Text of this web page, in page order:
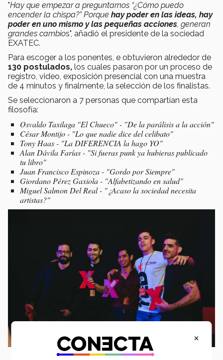
"Hay que empezar a preguntarnos “¿Cómo puedo
encender la chispa?” Porque hay poder en las ideas, hay
poder en uno mismo y las pequeñas acciones, generan
grandes cambios", añadió el presidente de la sociedad
EXATEC.
Para escoger a los ponentes, e obtuvieron alrededor de
130 postulados, los cuales pasaron por un proceso de
registro, video, exposición presencial con una muestra
de 4 minutos y finalmente, la selección de los finalistas.
Se seleccionaron a 7 personas que compartían esta
filosofía:
Osvaldo Taxilaga "El Chueco" - "De la parálisis a la acción"
César Montijo - "Lo que nadie dice del celibato"
Tony Haas - "La DIFERENCIA la hago YO"
Alan Dávila Farías - "Si fueras punk ya hubieras publicado
tu libro"
Juan Francisco Espinoza - "Gordo por Siempre"
Giordano Pérez Gaxiola - "Alfabetizando en salud"
Miguel Salmon Del Real - "¿Acaso la sociedad necesita
artistas?"
×